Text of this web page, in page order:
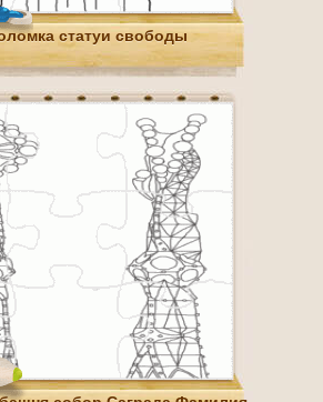
статуи свободы